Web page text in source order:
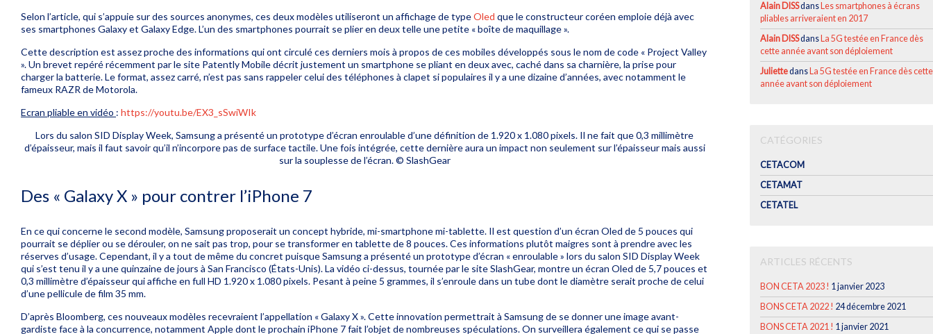
Selon l’article, qui s’appuie sur des sources anonymes, ces deux modèles utiliseront un affichage de typeOled que le constructeur coréen emploie déjà avec
ses smartphones Galaxy et GalaxyEdge. L’un des smartphones pourrait se plier en deux telle une petite « boîte de maquillage ».
Cette description est assez proche des informations qui ont circulé ces derniers mois à propos de ces mobiles développés sous le nom de code « Project Valley
». Un brevet repéré récemment par le site Patently Mobiledécrit justement un smartphone se pliant en deux avec, caché dans sa charnière, la prise pour
charger la batterie. Le format, assez carré, n’est pas sans rappeler celui des téléphones à clapet si populaires il y a une dizaine d’années, avec notamment le
fameux RAZR de Motorola.
Ecran pliable en vidéo : https://youtu.be/EX3_sSwiWIk
Lors du salon SID Display Week, Samsung a présenté un prototype d’écran enroulable d’une définition de 1.920 x 1.080 pixels. Il ne fait que 0,3 millimètre
d’épaisseur, mais il faut savoir qu’il n’incorpore pas de surface tactile. Une fois intégrée, cette dernière aura un impact non seulement sur l’épaisseur mais aussi
sur la souplesse de l’écran. © SlashGear
Des « Galaxy X » pour contrer l’iPhone 7
En ce qui concerne le second modèle, Samsung proposerait un concept hybride, mi-smartphone mi-tablette. Il est question d’un écran Oled de 5 pouces qui
pourrait se déplier ou se dérouler, on ne sait pas trop, pour se transformer en tablettede 8 pouces. Ces informations plutôt maigres sont à prendre avec les
réserves d’usage. Cependant, il y a tout de même du concret puisque Samsung a présenté un prototype d’écran « enroulable » lors du salon SID Display Week
qui s’est tenu il y a une quinzaine de jours à San Francisco (États-Unis). La vidéo ci-dessus, tournée par le site SlashGear, montre un écran Oled de 5,7 pouces et
0,3 millimètre d’épaisseur qui affiche en full HD 1.920 x 1.080pixels. Pesant à peine 5 grammes, il s’enroule dans un tube dont le diamètre serait proche de celui
d’une pellicule de film 35 mm.
D’après Bloomberg, ces nouveaux modèles recevraient l’appellation « Galaxy X ». Cette innovation permettrait à Samsung de se donner une image avant-
gardiste face à la concurrence, notamment Apple dont le prochain iPhone 7fait l’objet de nombreuses spéculations. On surveillera également ce qui se passe
Alain DISSdans Les smartphones à écrans
pliables arriveraient en 2017
Alain DISSdans La 5G testée en France dès
cette année avant son déploiement
Juliettedans La 5G testée en France dès cette
année avant son déploiement
CATÉGORIES
CETACOM
CETAMAT
CETATEL
ARTICLES RÉCENTS
BON CETA 2023 ! 1 janvier 2023
BONS CETA 2022 ! 24 décembre 2021
BONS CETA 2021 ! 1 janvier 2021